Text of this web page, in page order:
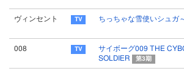
ヴィンセント ちっちゃな雪使いシュガ
008
サイボーグ009 THE
SOLDIER
第3期